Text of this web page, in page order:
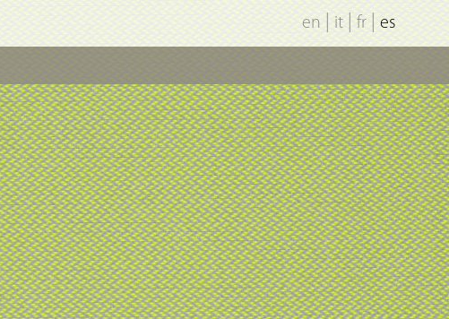
en it fr | es